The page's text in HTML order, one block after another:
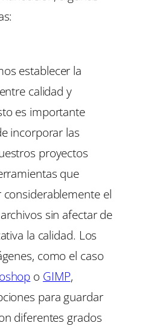
establecer la
calidad y
es importante
incorporar las
proyectos
que
el
sin afectar de
la calidad. Los
como el caso
p o GIMP,
para guardar
diferentes grados